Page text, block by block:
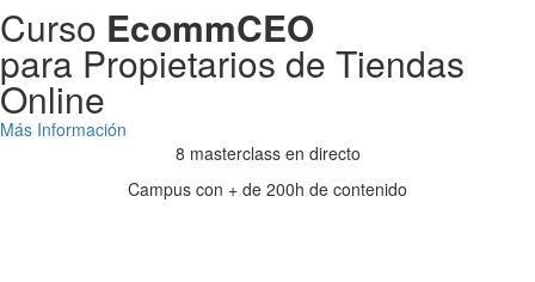
Curso EcommCEO
para Propietarios de Tiendas
Online
Más Información
8 masterclass en directo
Campus con + de 200h de contenido